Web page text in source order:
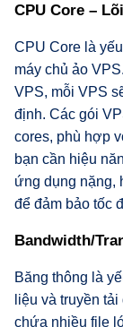
CPU Core –
CPU Core là
máy chủ ảo
VPS, mỗi VPS
định. Các gói
cores, phù hợp
bạn cần hiệu
ứng dụng nặng,
để đảm bảo tốc
Bandwidth/
Băng thông là
liệu và truyền
chứa nhiều file